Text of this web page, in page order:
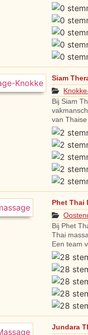
Siam
Bij Siam
van
Phet Thai
Bij Phet
Thai
Een team
Jundara